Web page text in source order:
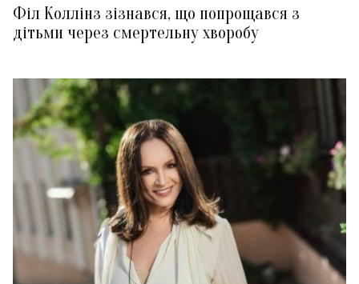
Філ Коллінз зізнався, що попрощався з
дітьми через смертельну хворобу